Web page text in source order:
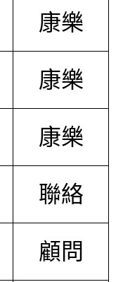
康樂
康樂
康樂
聯絡
顧問